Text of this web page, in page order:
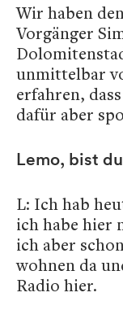
Wir haben
Vorgänger
unmittelbar
erfahren,
dafür aber
Lemo, bist
L: Ich hab
ich habe hier
ich aber
wohnen da
Radio hier.